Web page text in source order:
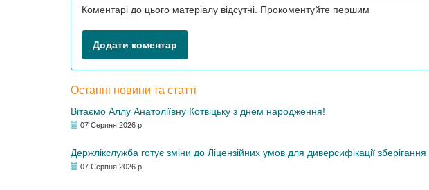
Коментарі до цього матеріалу відсутні. Прокоментуйте першим
Додати коментар
Останні новини та статті
Вітаємо Аллу Анатоліївну Котвіцьку з днем народження!
07 Серпня 2026 р.
Держлікслужба готує зміни до Ліцензійних умов для диверсифікації зберігання
07 Серпня 2026 р.